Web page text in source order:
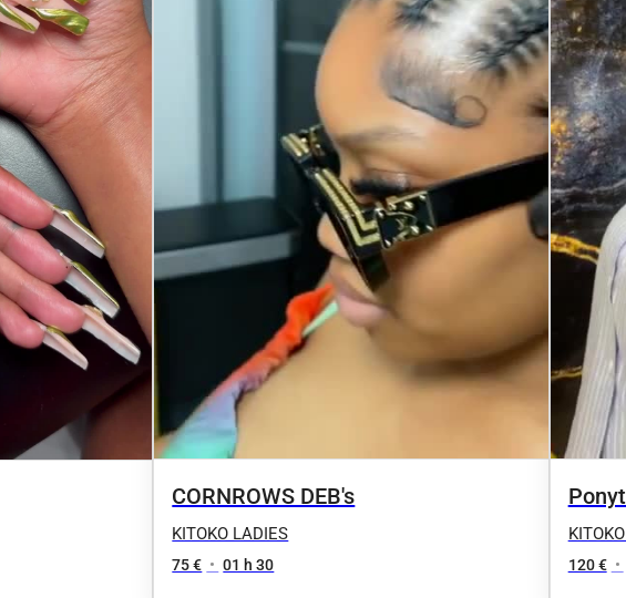
CORNROWS DEB's
KITOKO LADIES
75 € • 01 h 30 120 € •